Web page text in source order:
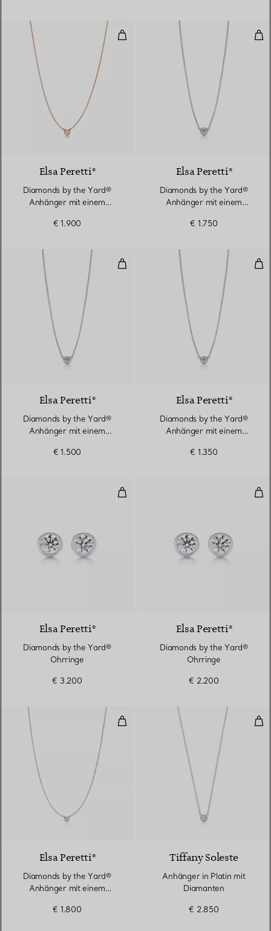
Diamonds by the Yard®
Elsa Peretti®
Diamonds by the Yard®
Anhänger mit einem
€ 1.900
Elsa Peretti®
Diamonds by the Yard®
Anhänger mit einem
€ 1.750
Diamonds by the Yard®
2 Materialien
Elsa Peretti®
Diamonds by the Yard®
Anhänger mit einem
€ 1.500
Elsa Peretti®
Diamonds by the Yard®
Anhänger mit einem
€ 1.350
Diamonds by the Yard®
Elsa Peretti®
Diamonds by the Yard®
Ohrringe
€ 3.200
Elsa Peretti®
Diamonds by the Yard®
Ohrringe
€ 2.200
Diamonds by the Yard®
Elsa Peretti®
Diamonds by the Yard®
Anhänger mit einem
€ 1.800
Tiffany Soleste
Anhänger in Platin mit
Diamanten
€ 2.850